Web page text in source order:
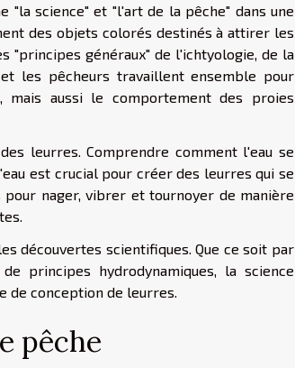
"la science" et "l'art de la pêche" dans une
des objets colorés destinés à attirer les
"principes généraux" de l'ichtyologie, de la
les pêcheurs travaillent ensemble pour
mais aussi le comportement des proies
leurres. Comprendre comment l'eau se
est crucial pour créer des leurres qui se
nager, vibrer et tournoyer de manière
découvertes scientifiques. Que ce soit par
principes hydrodynamiques, la science
de conception de leurres.
pêche